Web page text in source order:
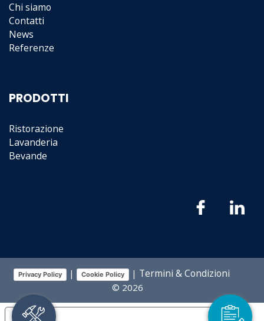
Chi siamo
Contatti
News
Referenze
PRODOTTI
Ristorazione
Lavanderia
Bevande
Privacy Policy | Cookie Policy | Termini & Condizioni
© 2026
Le tue preferenze relative alla privacy